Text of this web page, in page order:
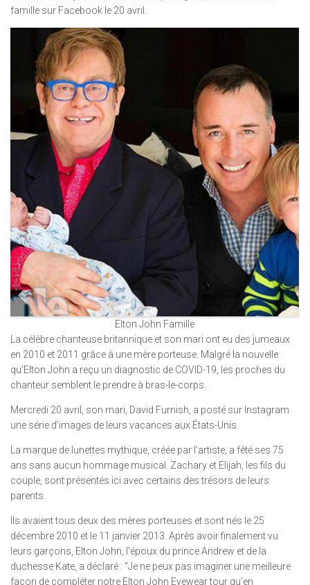
famille sur Facebook le 20 avril.
Elton John Famille
La célèbre chanteuse britannique et son mari ont eu des jumeaux
en 2010 et 2011 grâce à une mère porteuse. Malgré la nouvelle
qu’Elton John a reçu un diagnostic de COVID-19, les proches du
chanteur semblent le prendre à bras-le-corps.
Mercredi 20 avril, son mari, David Furnish, a posté sur Instagram
une série d’images de leurs vacances aux États-Unis.
La marque de lunettes mythique, créée par l’artiste, a fêté ses 75
ans sans aucun hommage musical. Zachary et Elijah, les fils du
couple, sont présentés ici avec certains des trésors de leurs
parents.
Ils avaient tous deux des mères porteuses et sont nés le 25
décembre 2010 et le 11 janvier 2013. Après avoir finalement vu
leurs garçons, Elton John, l’époux du prince Andrew et de la
duchesse Kate, a déclaré : “Je ne peux pas imaginer une meilleure
façon de compléter notre Elton John Eyewear tour qu’en